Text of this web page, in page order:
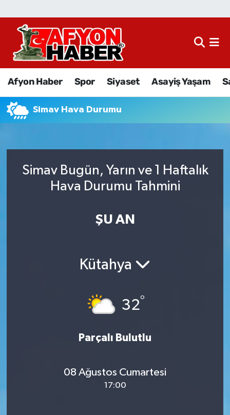
Afyon Haber Spor Siyaset Asayiş Yaşam
Simav Hava Durumu
Simav Bugün, Yarın ve 1 Haftalık
Hava Durumu Tahmini
ŞU AN
Kütahya
32°
Parçalı Bulutlu
08 Ağustos Cumartesi
17:00
Afyon Haber
Asayiş Yaşam
Eğitim